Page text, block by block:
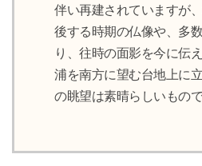
伴い再建されていますが
後する時期の仏像や、多
り、往時の面影を今に伝
浦を南方に望む台地上に
の眺望は素晴らしいもので